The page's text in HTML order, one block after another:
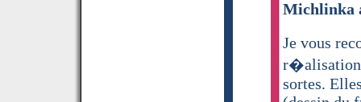
Michlinka
Je vous
r�alisation
sortes.